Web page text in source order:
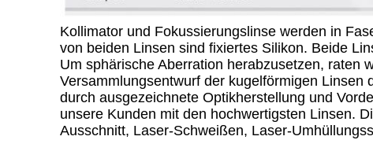
Kollimator und Fokussierungslinse werden in
von beiden Linsen sind fixiertes Silikon. Beide
Um sphärische Aberration herabzusetzen, raten
Versammlungsentwurf der kugelförmigen
durch ausgezeichnete Optikherstellung und
unsere Kunden mit den hochwertigsten Linsen.
Ausschnitt, Laser-Schweißen, Laser-